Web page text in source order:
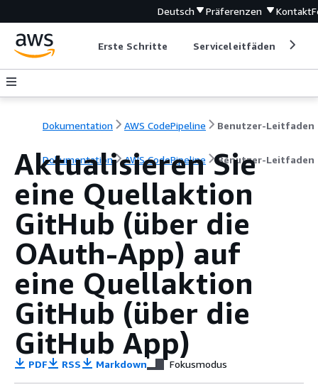
Deutsch Präferenzen Kontakt
Erste Schritte Serviceleitfäden
Dokumentation AWS CodePipeline Benutzer-Leitfaden
Dokumentation AWS CodePipeline Benutzer-Leitfaden
Aktualisieren Sie
eine Quellaktion
GitHub (über die
OAuth-App) auf
eine Quellaktion
GitHub (über die
GitHub App)
PDF RSS Markdown Fokusmodus